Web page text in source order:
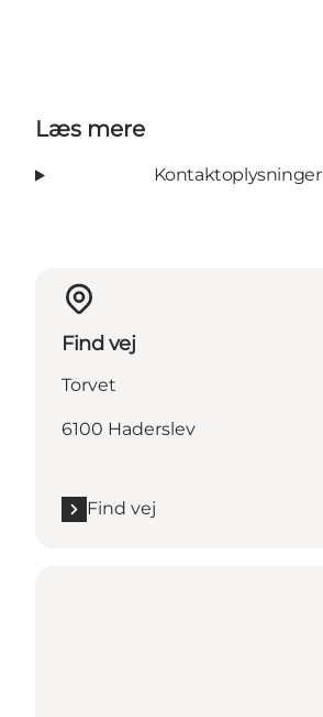
Læs mere
Kontaktoplysninger
Find vej
Torvet
6100 Haderslev
Find vej